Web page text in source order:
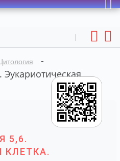
Портал
-
5,6.
КЛЕТКА.